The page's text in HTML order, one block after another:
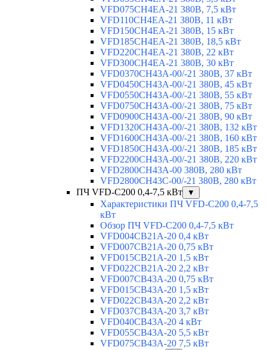
VFD075CH4EA-21 380В, 7,5 кВт
VFD110CH4EA-21 380В, 11 кВт
VFD150CH4EA-21 380В, 15 кВт
VFD185CH4EA-21 380В, 18,5 кВт
VFD220CH4EA-21 380В, 22 кВт
VFD300CH4EA-21 380В, 30 кВт
VFD0370CH43A-00/-21 380В, 37 кВт
VFD0450CH43A-00/-21 380В, 45 кВт
VFD0550CH43A-00/-21 380В, 55 кВт
VFD0750CH43A-00/-21 380В, 75 кВт
VFD0900CH43A-00/-21 380В, 90 кВт
VFD1320CH43A-00/-21 380В, 132 кВт
VFD1600CH43A-00/-21 380В, 160 кВт
VFD1850CH43A-00/-21 380В, 185 кВт
VFD2200CH43A-00/-21 380В, 220 кВт
VFD2800CH43A-00 380В, 280 кВт
VFD2800CH43C-00/-21 380В, 280 кВт
ПЧ VFD-C200 0,4-7,5 кВт
▼
Характеристики ПЧ VFD-C200 0,4-7,5
кВт
Обзор ПЧ VFD-C200 0,4-7,5 кВт
VFD004CB21A-20 0,4 кВт
VFD007CB21A-20 0,75 кВт
VFD015CB21A-20 1,5 кВт
VFD022CB21A-20 2,2 кВт
VFD007CB43A-20 0,75 кВт
VFD015CB43A-20 1,5 кВт
VFD022CB43A-20 2,2 кВт
VFD037CB43A-20 3,7 кВт
VFD040CB43A-20 4 кВт
VFD055CB43A-20 5,5 кВт
VFD075CB43A-20 7,5 кВт